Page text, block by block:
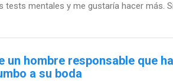
tests mentales y me gustaría hacer más.
un hombre responsable que
a su boda